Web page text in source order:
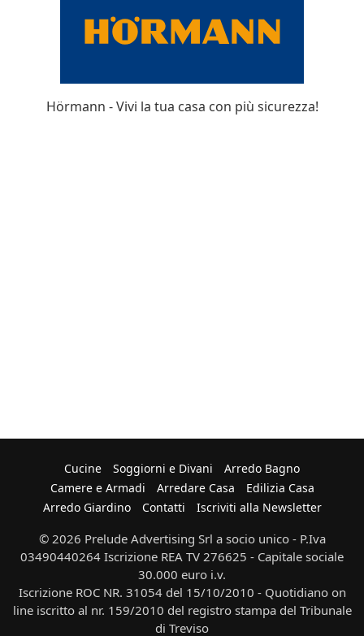
Hörmann - Vivi la tua casa con più sicurezza!
Cucine Soggiorni e Divani
Arredo Bagno
Camere e Armadi
Arredare Casa
Edilizia Casa
Arredo Giardino
Contatti Iscriviti alla Newsletter
© 2026 Prelude Advertising Srl a socio unico - P.Iva
03490440264 Iscrizione REA TV 276625 - Capitale sociale
30.000 euro i.v.
Iscrizione ROC NR. 31054 del 15/10/2010 - Quotidiano on
line iscritto al nr. 159/2010 del registro stampa del Tribunale
di Treviso